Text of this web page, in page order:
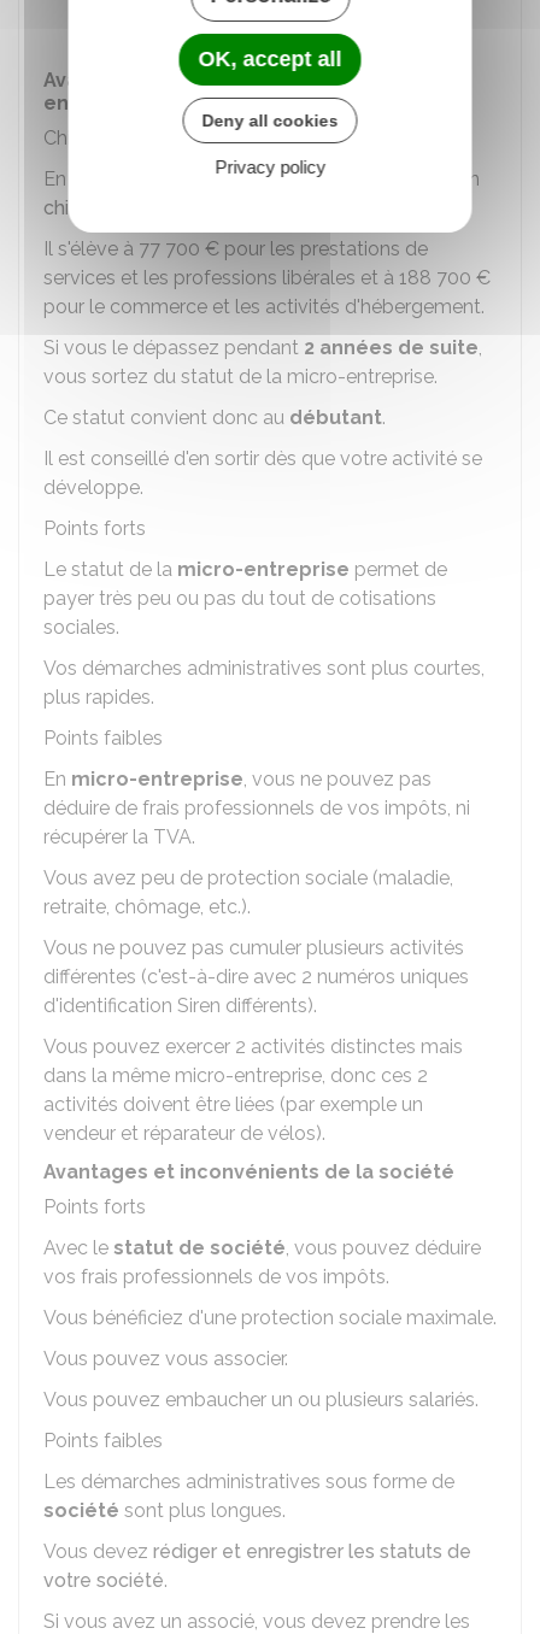
avez un ou plusieurs associés), etc.
Avantages et inconvénients de la micro-
entreprise
Chiffre d'affaires à ne pas dépasser
En tant que
micro-entrepreneur
, vous avez un
chiffre d'affaires
Il s'élève à 77 700 € pour les prestations de
services et les professions libérales et à 188 700 €
pour le commerce et les activités d'hébergement.
Si vous le dépassez pendant 2 années de suite,
vous sortez du statut de la micro-entreprise.
Ce statut convient donc au débutant.
Il est conseillé d'en sortir dès que votre activité se
développe.
Points forts
Le statut de la micro-entreprise permet de
payer très peu ou pas du tout de cotisations
sociales.
Vos démarches administratives sont plus courtes,
plus rapides.
Points faibles
En micro-entreprise, vous ne pouvez pas
déduire de frais professionnels de vos impôts, ni
récupérer la TVA.
Vous avez peu de protection sociale (maladie,
retraite, chômage, etc.).
Vous ne pouvez pas cumuler plusieurs activités
différentes (c'est-à-dire avec 2 numéros uniques
d'identification Siren différents).
Vous pouvez exercer 2 activités distinctes mais
dans la même micro-entreprise, donc ces 2
activités doivent être liées (par exemple un
vendeur et réparateur de vélos).
Avantages et inconvénients de la société
Points forts
Avec le statut de société, vous pouvez déduire
vos frais professionnels de vos impôts.
Vous bénéficiez d'une protection sociale maximale.
Vous pouvez vous associer.
Vous pouvez embaucher un ou plusieurs salariés.
Points faibles
Les démarches administratives sous forme de
société sont plus longues.
Vous devez rédiger et enregistrer les statuts de
votre société.
Si vous avez un associé, vous devez prendre les
OK, accept all
Deny all cookies
Privacy policy